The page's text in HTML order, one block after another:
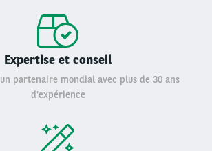
Expertise et conseil
partenaire mondial avec plus de 30 ans
d'expérience